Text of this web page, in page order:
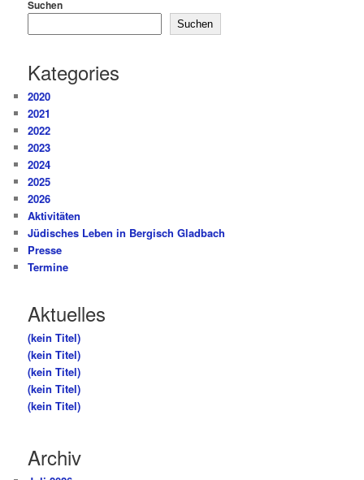
Suchen
Suchen
Kategories
2020
2021
2022
2023
2024
2025
2026
Aktivitäten
Jüdisches Leben in Bergisch Gladbach
Presse
Termine
Aktuelles
(kein Titel)
(kein Titel)
(kein Titel)
(kein Titel)
(kein Titel)
Archiv